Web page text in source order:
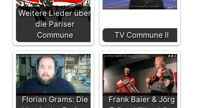
Weitere Lieder über
die Pariser
Commune
TV Commune II
Florian Grams: Die
Frank Baier & Jörg